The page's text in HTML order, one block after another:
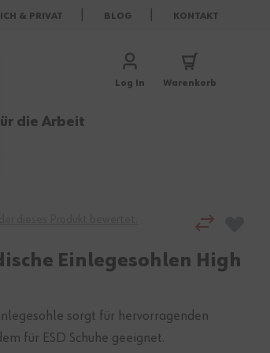
& PRIVAT BLOG KONTAKT
Log In Warenkorb
die Arbeit
Einlegesohlen High
sorgt für hervorragenden
für ESD Schuhe geeignet.